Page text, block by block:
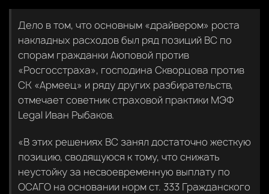
Дело в том, что основным «драйвером» роста
накладных расходов был ряд позиций ВС по
спорам гражданки Аюповой против
«Росгосстраха», господина Скворцова против
СК «Армеец» и ряду других разбирательств,
отмечает советник страховой практики МЭФ
Legal Иван Рыбаков.
«В этих решениях ВС занял достаточно жесткую
позицию, сводящуюся к тому, что снижать
неустойку за несвоевременную выплату по
ОСАГО на основании норм ст. 333 Гражданского